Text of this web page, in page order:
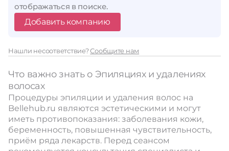
отображаться в поиске.
Добавить компанию
Нашли несоответствие?Сообщите нам
Что важно знать о Эпиляциях и удалениях
волосах
Процедуры эпиляции и удаления волос на
Bellehub.ru являются эстетическими и могут
иметь противопоказания: заболевания кожи,
беременность, повышенная чувствительность,
приём ряда лекарств. Перед сеансом